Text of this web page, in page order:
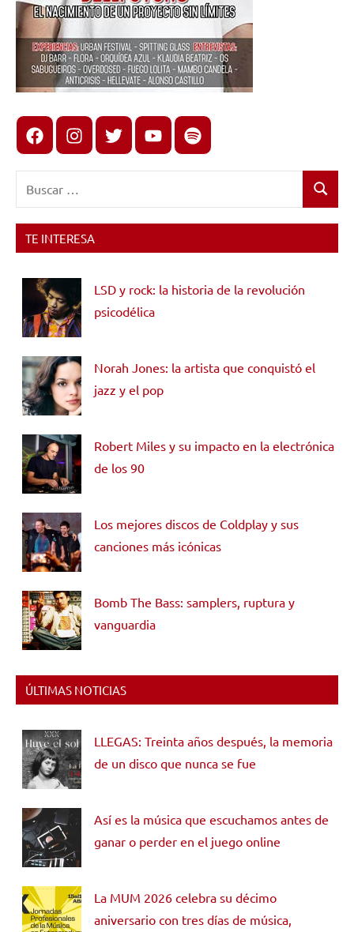
FacebookInstagram
X youtubespotify
Buscar
TE INTERESA
LSD y rock: la historia de la revolución
psicodélica
Norah Jones: la artista que conquistó el
jazz y el pop
Robert Miles y su impacto en la electrónica
de los 90
Los mejores discos de Coldplay y sus
canciones más icónicas
Bomb The Bass: samplers, ruptura y
vanguardia
ÚLTIMAS NOTICIAS
LLEGAS: Treinta años después, la memoria
de un disco que nunca se fue
Así es la música que escuchamos antes de
ganar o perder en el juego online
La MUM 2026 celebra su décimo
aniversario con tres días de música,